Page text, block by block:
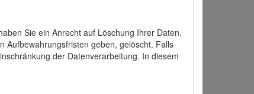
Sie ein Anrecht auf Löschung Ihrer Daten.
Aufbewahrungsfristen geben, gelöscht. Falls
der Datenverarbeitung. In diesem